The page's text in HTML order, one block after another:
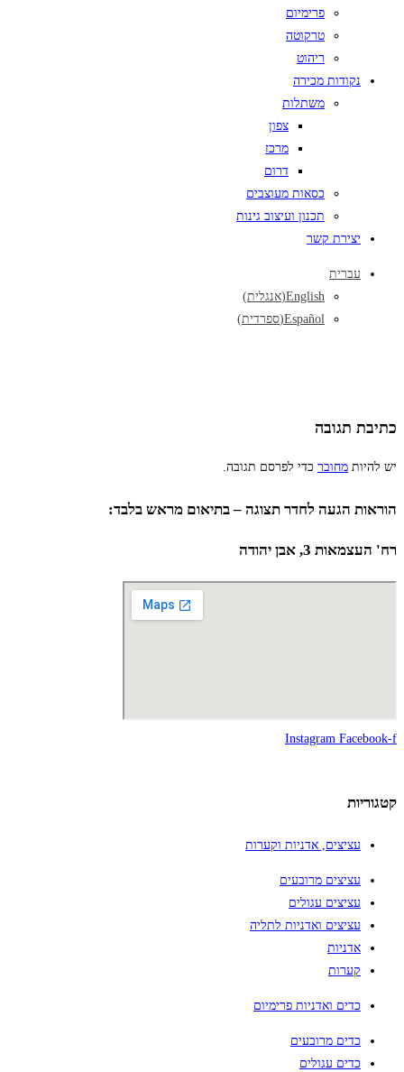
פרימיום
טרקוטה
ריהוט
נקודות מכירה
משתלות
צפון
מרכז
דרום
כסאות מעוצבים
תכנון ועיצוב גינות
יצירת קשר
עברית
English
(אנגלית)
Español
(ספרדית)
כתיבת תגובה
יש להיות מחובר כדי לפרסם תגובה.
הוראות הגעה לחדר תצוגה – בתיאום מראש בלבד:
רח' העצמאות 3, אבן יהודה
Instagram Facebook-f
קטגוריות
עציצים, אדניות וקערות
עציצים מרובעים
עציצים עגולים
עציצים ואדניות לתליה
אדניות
קערות
כדים ואדניות פרימיום
כדים מרובעים
כדים עגולים